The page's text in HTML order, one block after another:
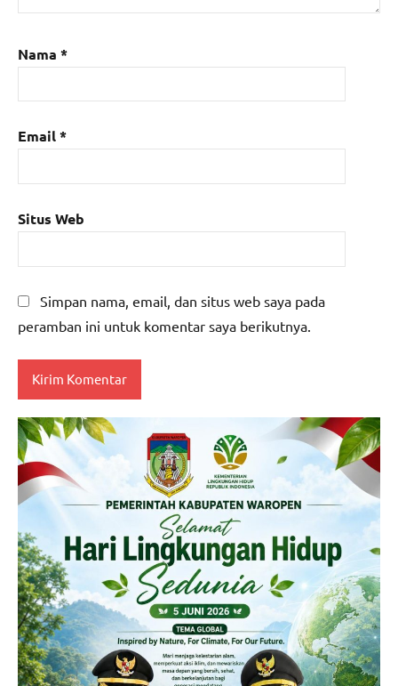
Nama *
Email*
Situs Web
Simpan nama, email, dan situs web saya pada
peramban ini untuk komentar saya berikutnya.